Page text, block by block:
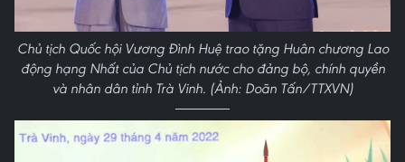
Chủ tịch Quốc hội Vương Đình Huệ trao tặng Huân chương Lao
động hạng Nhất của Chủ tịch nước cho đảng bộ, chính quyền
và nhân dân tỉnh Trà Vinh. (Ảnh: Doãn Tấn/TTXVN)